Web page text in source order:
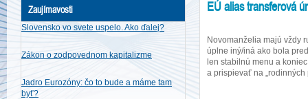
Zaujímavosti
Slovensko vo svete uspelo. Ako ďalej?
Zákon o zodpovednom kapitalizme
Jadro Eurozóny: čo to bude a máme tam
byť?
EÚ alias transferová
Novomanželia majú vždy
úplne iný/iná ako bola
len stabilnú menu a
a prispievať na „rodinných